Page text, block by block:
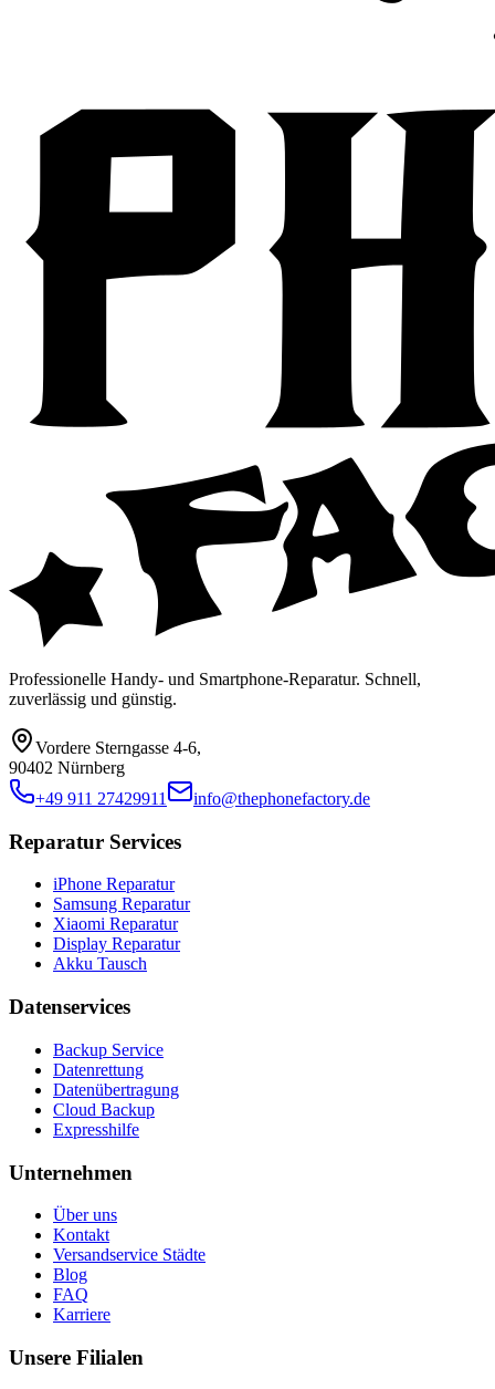
Professionelle Handy- und Smartphone-Reparatur. Schnell,
zuverlässig und günstig.
Vordere Sterngasse 4-6,
90402 Nürnberg
+49 911 27429911
info@thephonefactory.de
Reparatur Services
iPhone Reparatur
Samsung Reparatur
Xiaomi Reparatur
Display Reparatur
Akku Tausch
Datenservices
Backup Service
Datenrettung
Datenübertragung
Cloud Backup
Expresshilfe
Unternehmen
Über uns
Kontakt
Versandservice Städte
Blog
FAQ
Karriere
Unsere Filialen